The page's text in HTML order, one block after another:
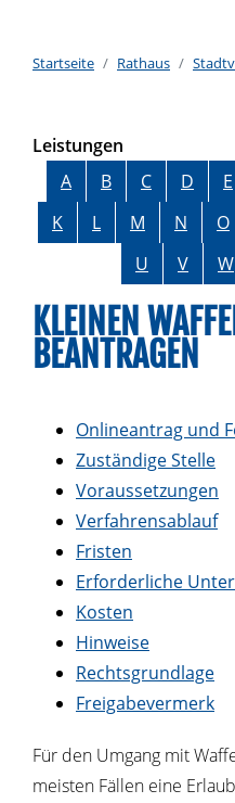
Startseite Rathaus
Leistungen
Alphabetisches Register
A B C D E
K
L M N O
U
V W
KLEINEN
BEANTRAGEN
Onlineantrag und
Zuständige Stelle
Voraussetzungen
Verfahrensablauf
Fristen
Erforderliche
Kosten
Hinweise
Rechtsgrundlage
Freigabevermerk
Für den Umgang mit
meisten Fällen eine